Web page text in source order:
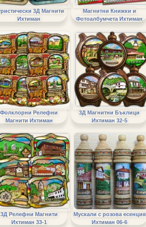
3Д Магнити
Ихтиман
Магнитни Книжки и
Фотоалбумчета Ихтиман
Фолклорни Релефни
Магнити Ихтиман
3Д Магнитни Бъклици
Ихтиман 32-5
3Д Релефни Магнити
Ихтиман 33-1
Мускали с розова есенция
Ихтиман 06-6